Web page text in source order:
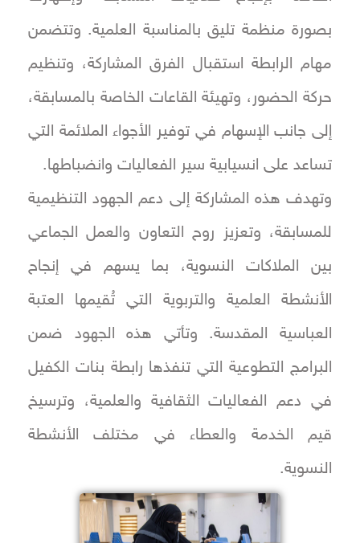
بصورة منظمة تليق بالمناسبة العلمية. وتتضمن
مهام الرابطة استقبال الفرق المشاركة، وتنظيم
حركة الحضور، وتهيئة القاعات الخاصة بالمسابقة،
إلى جانب الإسهام في توفير الأجواء الملائمة التي
تساعد على انسيابية سير الفعاليات وانضباطها.
وتهدف هذه المشاركة إلى دعم الجهود التنظيمية
للمسابقة، وتعزيز روح التعاون والعمل الجماعي
بين الملاكات النسوية، بما يسهم في إنجاح
الأنشطة العلمية والتربوية التي تُقيمها العتبة
العباسية المقدسة. وتأتي هذه الجهود ضمن
البرامج التطوعية التي تنفذها رابطة بنات الكفيل
في دعم الفعاليات الثقافية والعلمية، وترسيخ
قيم الخدمة والعطاء في مختلف الأنشطة
النسوية.